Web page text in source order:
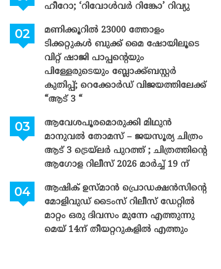
ഹീറോ; ‘റിവോൾവർ റിങ്കോ’ റിവ്യു
മണിക്കൂറിൽ 23000 ത്തോളം
ടിക്കറ്റുകൾ ബുക്ക് മൈ ഷോയിലൂടെ
വിറ്റ് ഷാജി പാപ്പന്റെയും
പിള്ളേരുടെയും ബ്ലോക്ക്ബസ്റ്റർ
കുതിപ്പ്; റെക്കോർഡ് വിജയത്തിലേക്ക്
“ആട് 3 “
ആവേശപൂരമൊരുക്കി മിഥുൻ
മാനുവൽ തോമസ് – ജയസൂര്യ ചിത്രം
ആട് 3 ട്രെയ്‌ലർ പുറത്ത് ; ചിത്രത്തിന്റെ
ആഗോള റിലീസ് 2026 മാർച്ച് 19 ന്
ആഷിക് ഉസ്മാൻ പ്രൊഡക്ഷൻസിന്റെ
മോളിവുഡ് ടൈംസ് റിലീസ് ഡേറ്റിൽ
മാറ്റം ഒരു ദിവസം മുന്നേ എത്തുന്നു
മെയ് 14ന് തീയറ്ററുകളിൽ എത്തും